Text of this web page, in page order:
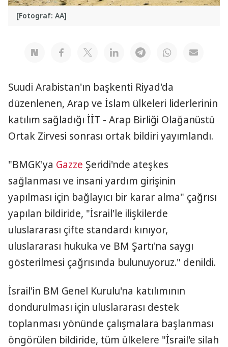
[Fotograf: AA]
Suudi Arabistan'ın başkenti Riyad'da
düzenlenen, Arap ve İslam ülkeleri liderlerinin
katılım sağladığı İİT - Arap Birliği Olağanüstü
Ortak Zirvesi sonrası ortak bildiri yayımlandı.
"BMGK'ya Gazze Şeridi'nde ateşkes
sağlanması ve insani yardım girişinin
yapılması için bağlayıcı bir karar alma" çağrısı
yapılan bildiride, "İsrail'le ilişkilerde
uluslararası çifte standardı kınıyor,
uluslararası hukuka ve BM Şartı'na saygı
gösterilmesi çağrısında bulunuyoruz." denildi.
İsrail'in BM Genel Kurulu'na katılımının
dondurulması için uluslararası destek
toplanması yönünde çalışmalara başlanması
öngörülen bildiride, tüm ülkelere "İsrail'e silah